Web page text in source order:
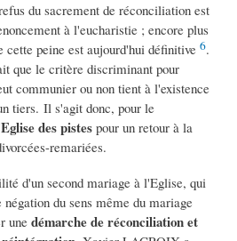
du sacrement de réconciliation est
à l'eucharistie ; encore plus
peine est aujourd'hui définitive 6.
que le critère discriminant pour
communier ou non tient à l'existence
tiers. Il s'agit donc, pour le
des pistes pour un retour à la
remariées.
d'un second mariage à l'Eglise, qui
du sens même du mariage
une démarche de réconciliation et